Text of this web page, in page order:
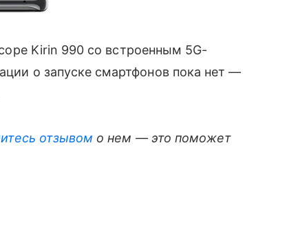
Kirin 990 со встроенным 5G-
о запуске смартфонов пока нет —
отзывом о нем — это поможет